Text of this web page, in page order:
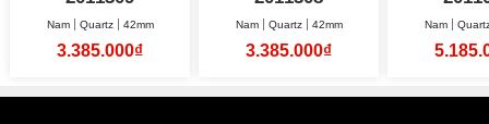
Nam Quartz 42mm
3.385.000₫
Nam Quartz 42mm
3.385.000₫
Nam